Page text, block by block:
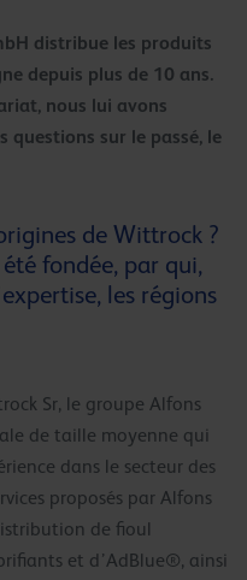
distribue les produits
depuis plus de 10 ans.
nous lui avons
questions sur le passé, le
de Wittrock ?
fondée, par qui,
les régions
Sr, le groupe Alfons
de taille moyenne qui
dans le secteur des
proposés par Alfons
de fioul
et d’AdBlue®, ainsi